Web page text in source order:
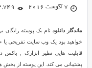
7 آگوست 2016 2,749
ماندگار دانلودنام یک پوسته رایگان
خواهید بود یک وب سایت تفریحی یا
قابلیت هایی نظیر ابزارک , باکس
پشتیبانی می کند. این پوسته از بخش